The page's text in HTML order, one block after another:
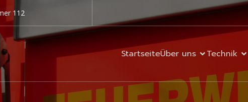
112
StartseiteÜber uns Technik